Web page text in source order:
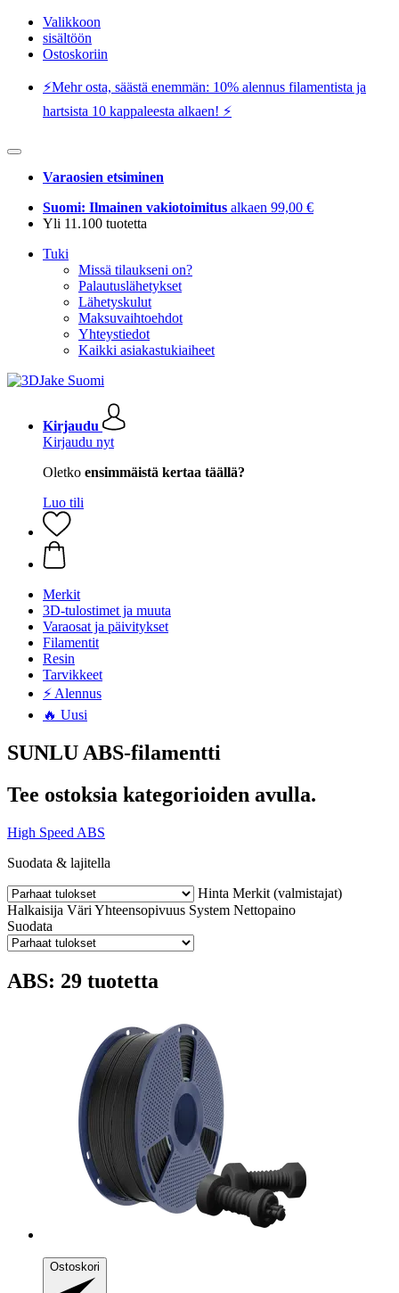
Valikkoon
sisältöön
Ostoskoriin
⚡️Mehr osta, säästä enemmän: 10% alennus filamentista ja
hartsista 10 kappaleesta alkaen! ⚡️
Varaosien etsiminen
Suomi: Ilmainen vakiotoimitus alkaen 99,00 €
Yli 11.100 tuotetta
Tuki
Missä tilaukseni on?
Palautuslähetykset
Lähetyskulut
Maksuvaihtoehdot
Yhteystiedot
Kaikki asiakastukiaiheet
Kirjaudu
Kirjaudu nyt
Oletko ensimmäistä kertaa täällä?
Luo tili
Merkit
3D-tulostimet ja muuta
Varaosat ja päivitykset
Filamentit
Resin
Tarvikkeet
⚡ Alennus
🔥 Uusi
SUNLU ABS-filamentti
Tee ostoksia kategorioiden avulla.
High Speed ABS
Suodata & lajitella
Hinta Merkit (valmistajat)
Halkaisija Väri Yhteensopivuus System Nettopaino
Suodata
ABS: 29 tuotetta
Ostoskori